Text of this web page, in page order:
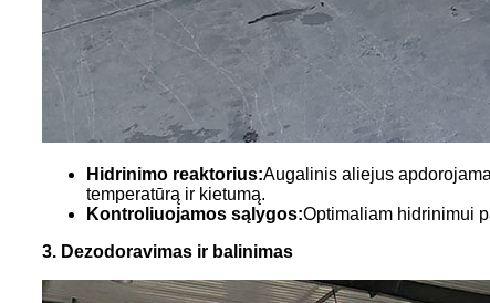
Hidrinimo reaktorius:Augalinis aliejus
temperatūrą ir kietumą.
Kontroliuojamos sąlygos:Optimaliam hidrinimui
3. Dezodoravimas ir balinimas